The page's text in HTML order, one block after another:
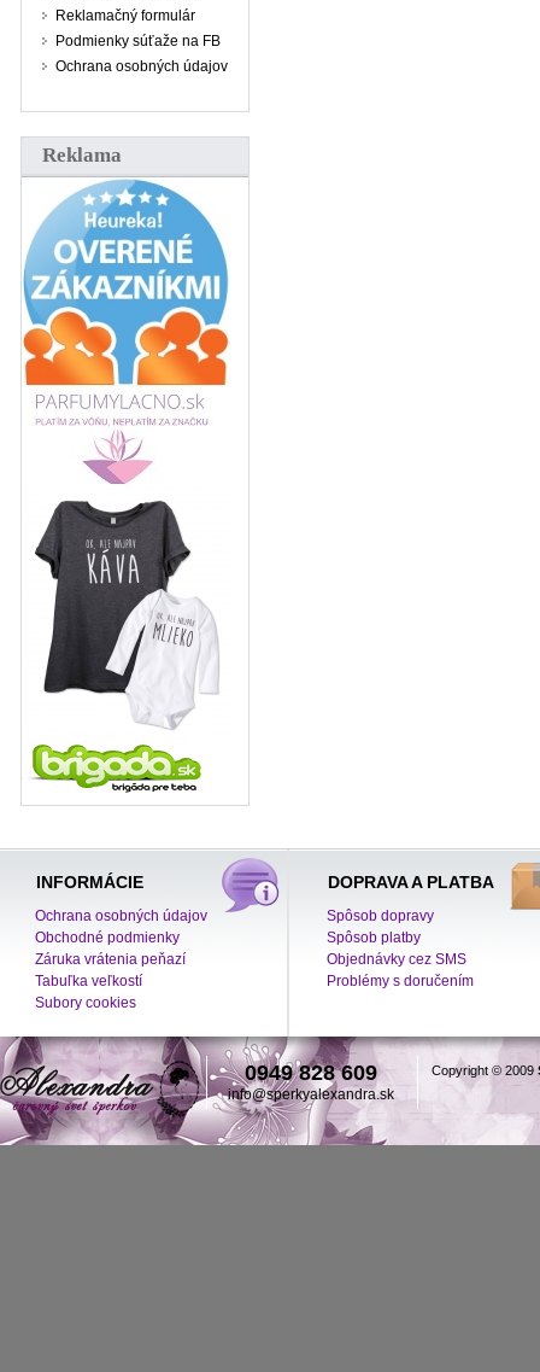
Reklamačný formulár
Podmienky súťaže na FB
Ochrana osobných údajov
Reklama
INFORMÁCIE
Ochrana osobných údajov
Obchodné podmienky
Záruka vrátenia peňazí
Tabuľka veľkostí
Subory cookies
DOPRAVA A PLATBA
Spôsob dopravy
Spôsob platby
Objednávky cez SMS
Problémy s doručením
0949 828 609
info@sperkyalexandra.sk
Copyright © 2009